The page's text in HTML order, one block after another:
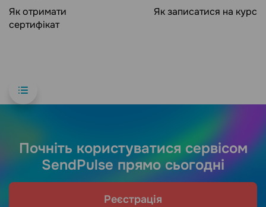
Як отримати
сертифікат
Як записатися на курс
Почніть користуватися сервісом
SendPulse прямо сьогодні
Реєстрація